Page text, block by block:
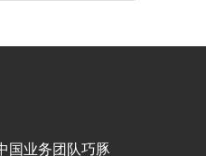
国业务团队巧豚